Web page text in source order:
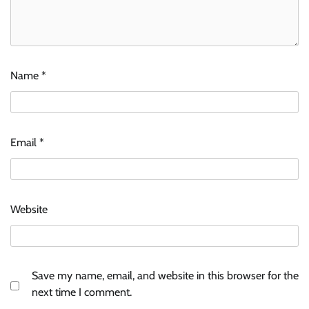
Name *
Email *
Website
Save my name, email, and website in this browser for the
next time I comment.